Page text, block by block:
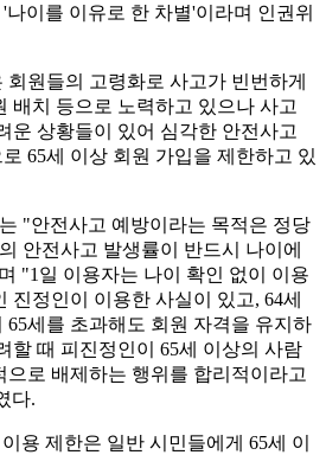
이를 이유로 한 차별'이라며 인권위
원들의 고령화로 사고가 빈번하게
배치 등으로 노력하고 있으나 사고
운 상황들이 있어 심각한 안전사고
65세 이상 회원 가입을 제한하고 있
"안전사고 예방이라는 목적은 정당
안전사고 발생률이 반드시 나이에
"1일 이용자는 나이 확인 없이 이용
진정인이 이용한 사실이 있고, 64세
65세를 초과해도 회원 자격을 유지하
할 때 피진정인이 65세 이상의 사람
으로 배제하는 행위를 합리적이라고
다.
용 제한은 일반 시민들에게 65세 이